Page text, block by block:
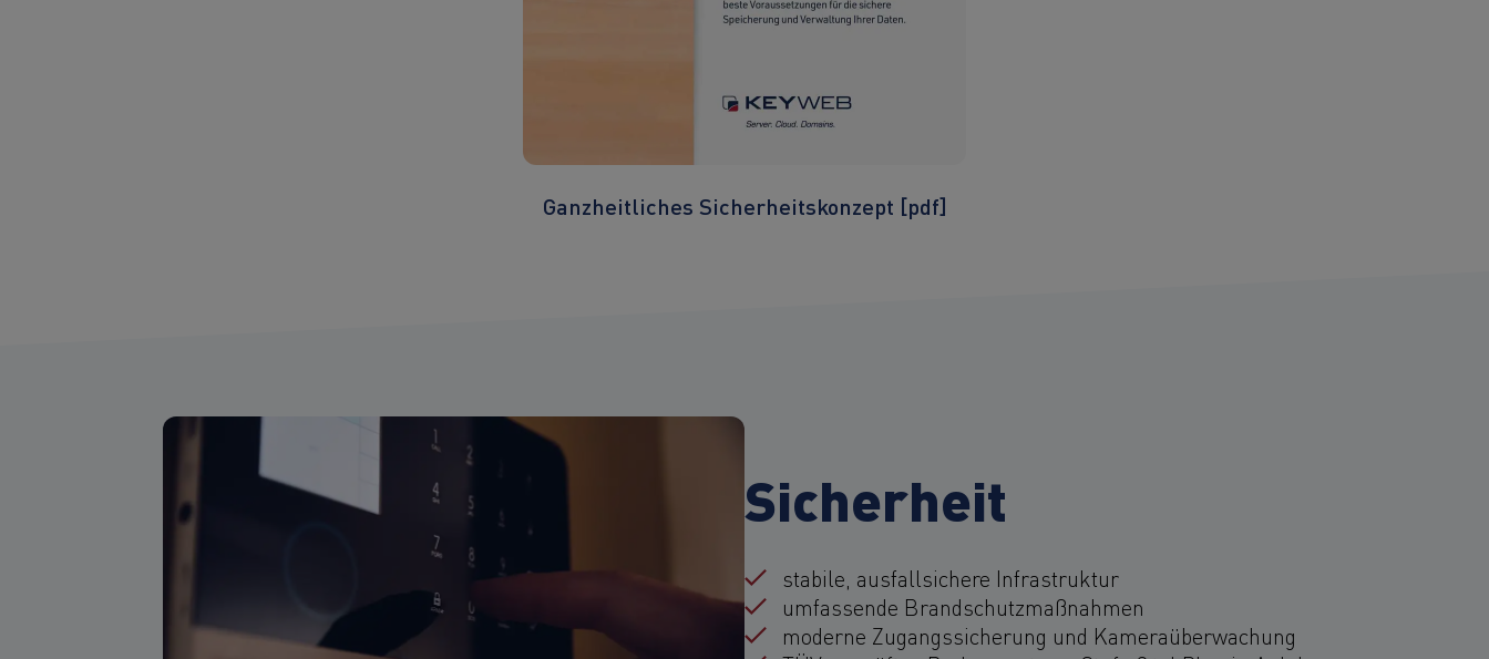
Ganzheitliches Sicherheitskonzept [pdf]
Sicherheit
stabile, ausfallsichere Infrastruktur
umfassende Brandschutzmaßnahmen
moderne Zugangssicherung und Kameraüberwachung